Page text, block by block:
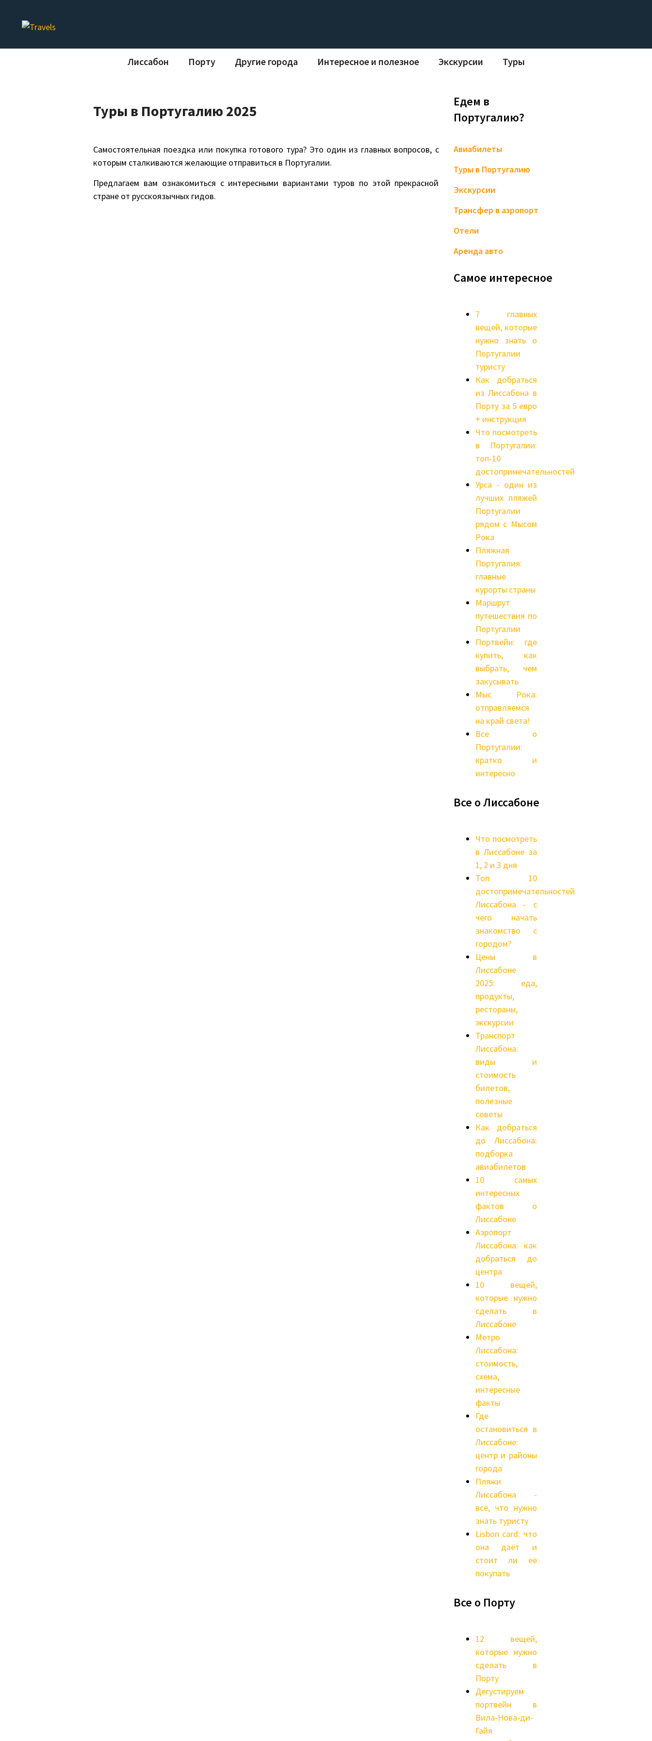
Лиссабон Порту Другие города Интересное и полезное Экскурсии Туры
Туры в Португалию 2025
Самостоятельная поездка или покупка готового тура? Это один из главных вопросов, с
которым сталкиваются желающие отправиться в Португалии.
Предлагаем вам ознакомиться с интересными вариантами туров по этой прекрасной
стране от русскоязычных гидов.
Едем в
Португалию?
Авиабилеты
Туры в Португалию
Экскурсии
Трансфер в аэропорт
Отели
Аренда авто
Самое интересное
7 главных
вещей, которые
нужно знать о
Португалии
туристу
Как добраться
из Лиссабона в
Порту за 5 евро
+ инструкция
Что посмотреть
в Португалии:
топ-10
достопримечательностей
Урса - один из
лучших пляжей
Португалии
рядом с Мысом
Рока
Пляжная
Португалия:
главные
курорты страны
Маршрут
путешествия по
Португалии
Портвейн: где
купить, как
выбрать, чем
закусывать
Мыс Рока:
отправляемся
на край света!
Все о
Португалии:
кратко и
интересно
Все о Лиссабоне
Что посмотреть
в Лиссабоне за
1, 2 и 3 дня
Топ 10
достопримечательностей
Лиссабона - с
чего начать
знакомство с
городом?
Цены в
Лиссабоне
2025: еда,
продукты,
рестораны,
экскурсии
Транспорт
Лиссабона:
виды и
стоимость
билетов,
полезные
советы
Как добраться
до Лиссабона:
подборка
авиабилетов
10 самых
интересных
фактов о
Лиссабоне
Аэропорт
Лиссабона: как
добраться до
центра
10 вещей,
которые нужно
сделать в
Лиссабоне
Метро
Лиссабона:
стоимость,
схема,
интересные
факты
Где
остановиться в
Лиссабоне:
центр и районы
города
Пляжи
Лиссабона -
всё, что нужно
знать туристу
Lisbon card: что
она даёт и
стоит ли её
покупать
Все о Порту
12 вещей,
которые нужно
сделать в
Порту
Дегустируем
портвейн в
Вила-Нова-ди-
Гайя